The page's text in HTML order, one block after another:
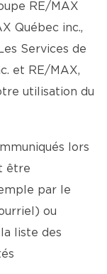
RE/MAX
Québec inc.,
Services de
et RE/MAX,
utilisation du
lors
être
par le
ou
liste des